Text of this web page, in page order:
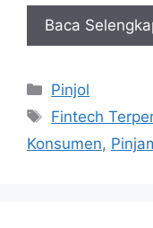
Baca
Kategori
Pinjol
Tag
Fintech
Konsumen,